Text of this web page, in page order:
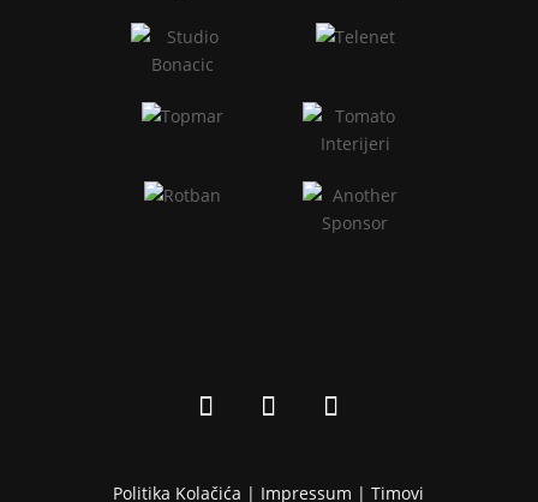
Politika Kolačića | Impressum |Timovi